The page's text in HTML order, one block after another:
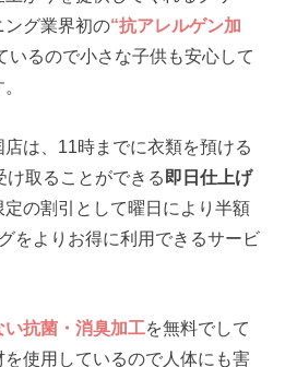
ング業界初の“抗アレルゲン加
いるので小さな子供も安心して
は、11時までに衣類を預ける
け取ることができる 即日仕上げ
の割引として曜日により半額
をよりお得に利用できるサービ
抗菌・消臭加工を無料でして
を使用しているので人体にも害